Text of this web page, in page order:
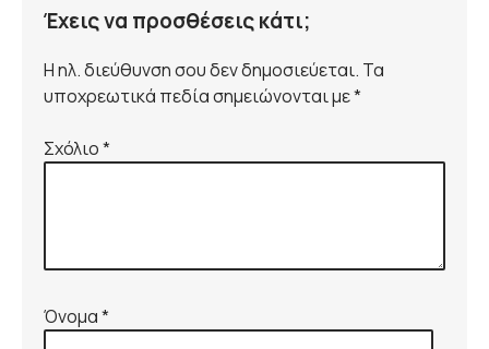
Έχεις να προσθέσεις κάτι;
Η ηλ. διεύθυνση σου δεν δημοσιεύεται. Τα
υποχρεωτικά πεδία σημειώνονται με *
Σχόλιο*
Όνομα*